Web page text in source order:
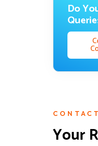
Do
Your